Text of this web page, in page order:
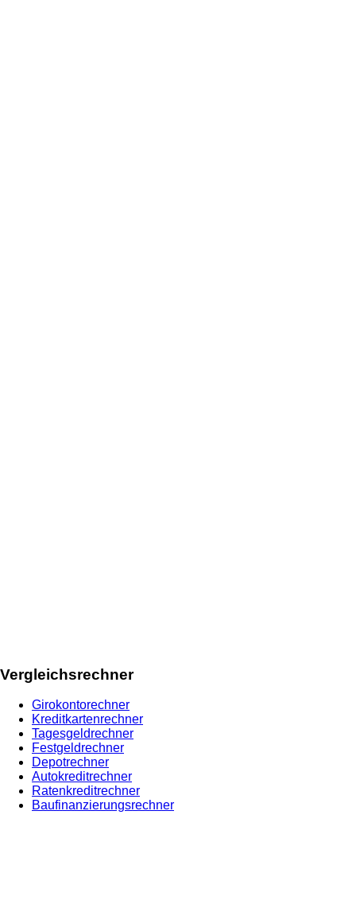
Vergleichsrechner
Girokontorechner
Kreditkartenrechner
Tagesgeldrechner
Festgeldrechner
Depotrechner
Autokreditrechner
Ratenkreditrechner
Baufinanzierungsrechner